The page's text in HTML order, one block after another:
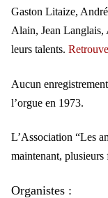
Gaston Litaize,
Alain, Jean
leurs talents.
Aucun
l’orgue en 1973.
L’Association “Les
maintenant, plusieurs
Organistes :